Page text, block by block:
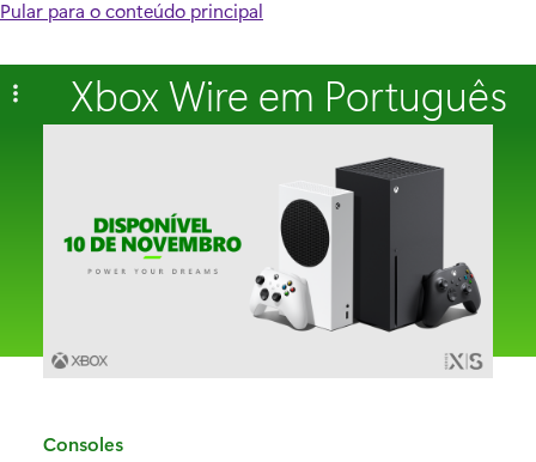
Pular para o conteúdo principal
Xbox Wire em Português
C
Consoles